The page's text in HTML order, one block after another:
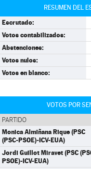
RESUMEN DEL
Escrutado:
Votos contabilizados:
Abstenciones:
Votos nulos:
Votos en blanco:
VOTOS POR
PARTIDO
Monica Almiñana Rique (PSC
(PSC-PSOE)-ICV-EUA)
Jordi Guillot Miravet (PSC
PSOE)-ICV-EUA)